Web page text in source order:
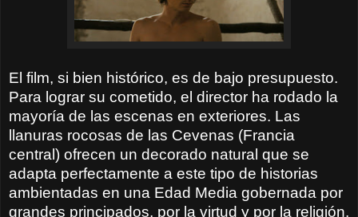
El film, si bien histórico, es de bajo presupuesto.
Para lograr su cometido, el director ha rodado la
mayoría de las escenas en exteriores. Las
llanuras rocosas de las Cevenas (Francia
central) ofrecen un decorado natural que se
adapta perfectamente a este tipo de historias
ambientadas en una Edad Media gobernada por
grandes principados, por la virtud y por la religión.